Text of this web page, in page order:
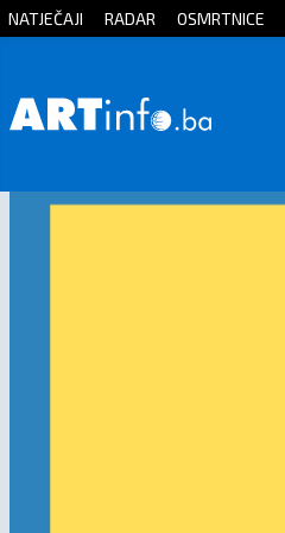
Početna
NATJEČAJI RADAR OSMRTNICE